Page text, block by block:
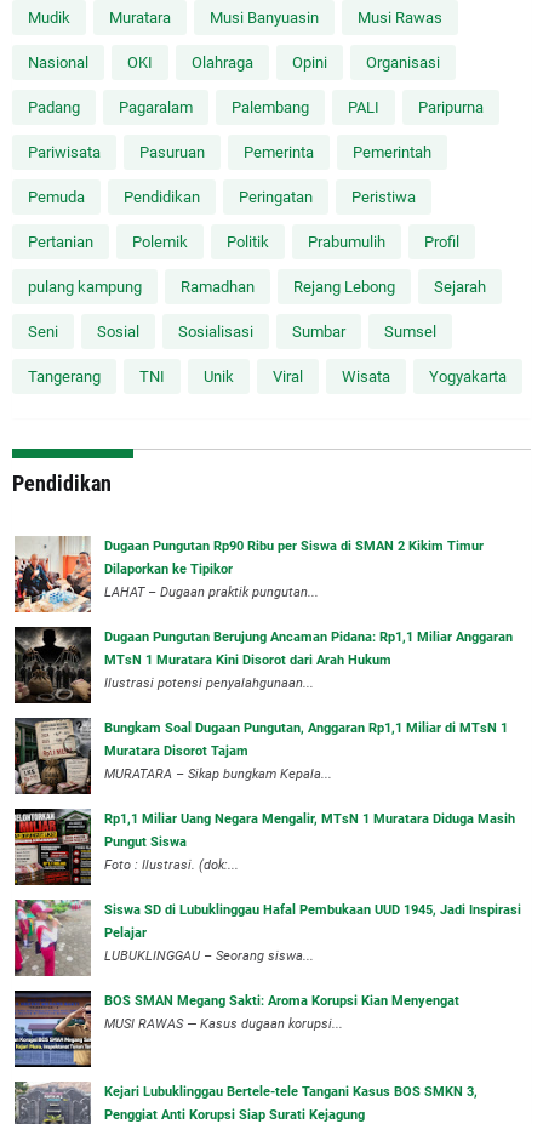
Mudik Muratara Musi Banyuasin Musi Rawas
Nasional OKI Olahraga Opini Organisasi
Padang Pagaralam Palembang PALI Paripurna
Pariwisata Pasuruan Pemerinta Pemerintah
Pemuda Pendidikan Peringatan Peristiwa
Pertanian Polemik Politik Prabumulih Profil
pulang kampung Ramadhan Rejang Lebong Sejarah
Seni Sosial Sosialisasi Sumbar Sumsel
Tangerang TNI Unik Viral Wisata Yogyakarta
Pendidikan
Dugaan Pungutan Rp90 Ribu per Siswa di SMAN 2 Kikim Timur
Dilaporkan ke Tipikor
LAHAT – Dugaan praktik pungutan...
Dugaan Pungutan Berujung Ancaman Pidana: Rp1,1 Miliar Anggaran
MTsN 1 Muratara Kini Disorot dari Arah Hukum
Ilustrasi potensi penyalahgunaan...
Bungkam Soal Dugaan Pungutan, Anggaran Rp1,1 Miliar di MTsN 1
Muratara Disorot Tajam
‎MURATARA – Sikap bungkam Kepala...
‎Rp1,1 Miliar Uang Negara Mengalir, MTsN 1 Muratara Diduga Masih
Pungut Siswa
Foto : Ilustrasi. (dok:...
Siswa SD di Lubuklinggau Hafal Pembukaan UUD 1945, Jadi Inspirasi
Pelajar
LUBUKLINGGAU – Seorang siswa...
BOS SMAN Megang Sakti: Aroma Korupsi Kian Menyengat
MUSI RAWAS — Kasus dugaan korupsi...
Kejari Lubuklinggau Bertele-tele Tangani Kasus BOS SMKN 3,
Penggiat Anti Korupsi Siap Surati Kejagung